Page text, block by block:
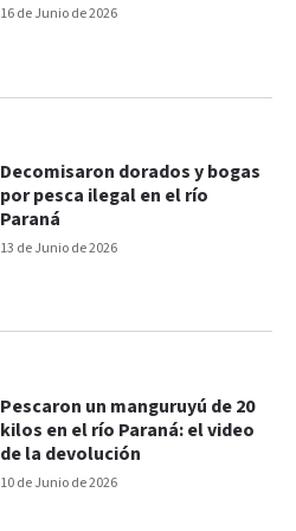
16 de Junio de 2026
13 de Junio de 2026
Decomisaron dorados y bogas
por pesca ilegal en el río
Paraná
10 de Junio de 2026
Pescaron un manguruyú de 20
kilos en el río Paraná: el video
de la devolución